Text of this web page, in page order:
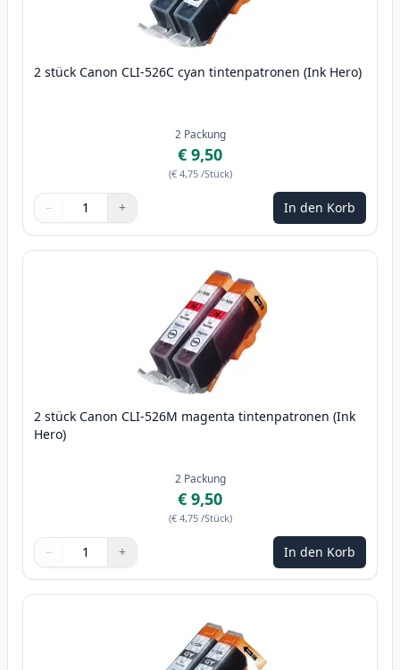
2 stück Canon CLI-526C cyan tintenpatronen (Ink Hero)
2 Packung
€ 9,50
(€ 4,75 /Stück)
Menge
Verwenden Sie die Tasten, um anzupassen
− +
Menge 1 In den Korb
2 stück Canon CLI-526M magenta tintenpatronen (Ink
Hero)
2 Packung
€ 9,50
(€ 4,75 /Stück)
Menge
Verwenden Sie die Tasten, um anzupassen
− +
Menge 1 In den Korb